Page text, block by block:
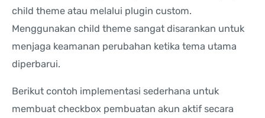
child theme atau melalui plugin custom.
Menggunakan child theme sangat disarankan untuk
menjaga keamanan perubahan ketika tema utama
diperbarui.
Berikut contoh implementasi sederhana untuk
membuat checkbox pembuatan akun aktif secara